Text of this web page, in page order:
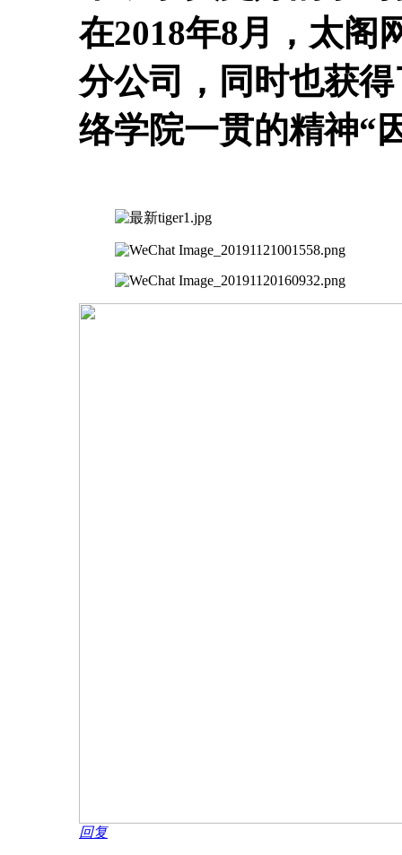
在2018年8月，太阁
分公司，同时也获
络学院一贯的精神“
回复